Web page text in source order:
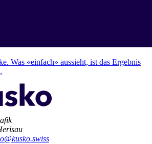
Was «einfach» aussieht, ist das Ergebnis